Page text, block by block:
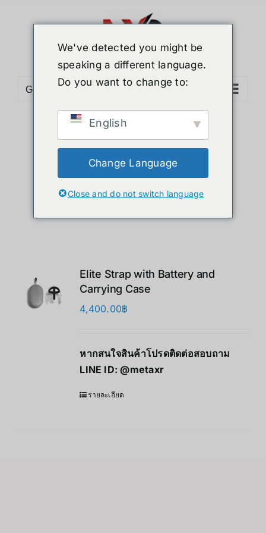
Go to...
Sort byName
Show12 Products
Elite Strap with Battery and
Carrying Case
4,400.00฿
หากสนใจสินค้าโปรดติดต่อสอบถาม
LINE ID:@metaxr
รายละเอียด
We've detected you might be
speaking a different language.
Do you want to change to:
English
Change Language
Close and do not switch language